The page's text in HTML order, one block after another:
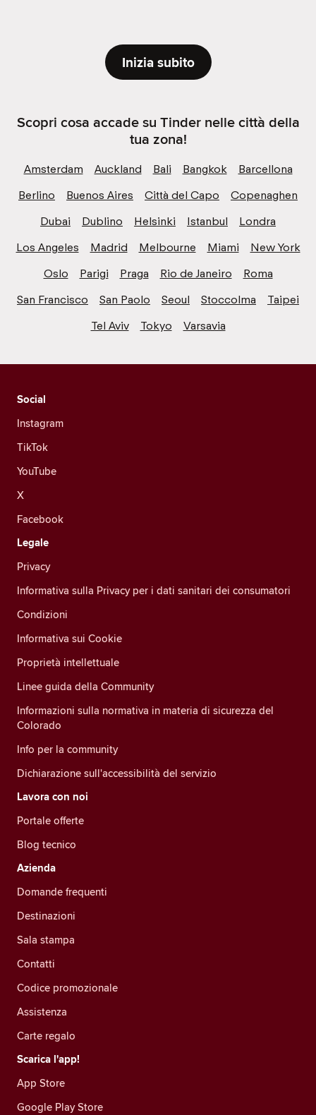
Inizia subito
Scopri cosa accade su Tinder nelle città della
tua zona!
Amsterdam Auckland Bali Bangkok
Barcellona
Berlino
Buenos Aires Città del Capo
Copenaghen
Dubai
Dublino Helsinki Istanbul
Londra
Los Angeles
Madrid Melbourne Miami
New York
Oslo
Parigi Praga Rio de Janeiro
Roma
San Francisco
San Paolo Seoul Stoccolma
Taipei
Tel Aviv
Tokyo Varsavia
Social
Instagram
TikTok
YouTube
X
Facebook
Legale
Privacy
Informativa sulla Privacy per i dati sanitari dei consumatori
Condizioni
Informativa sui Cookie
Proprietà intellettuale
Linee guida della Community
Informazioni sulla normativa in materia di sicurezza del
Colorado
Info per la community
Dichiarazione sull'accessibilità del servizio
Lavora con noi
Portale offerte
Blog tecnico
Azienda
Domande frequenti
Destinazioni
Sala stampa
Contatti
Codice promozionale
Assistenza
Carte regalo
Scarica l'app!
App Store
Google Play Store